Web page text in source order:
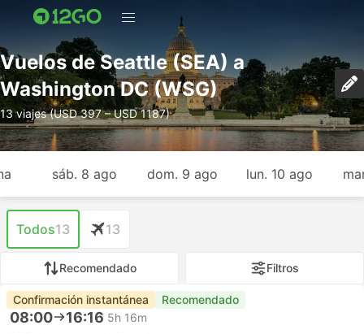
Vuelos de Seattle (SEA) a
Washington DC (WSG)
13 viajes (USD 397 – USD 1187)
sáb. 8 ago dom. 9 ago lun. 10 ago
Todos13 13
Recomendado Filtros
Confirmación instantánea Recomendado
08:00 16:16 5h 16m